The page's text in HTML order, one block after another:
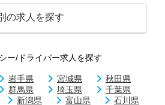
の求人を探す
ー/ドライバー求人を探す
岩手県 宮城県
秋田県
群馬県 埼玉県
千葉県
新潟県 富山県
石川県